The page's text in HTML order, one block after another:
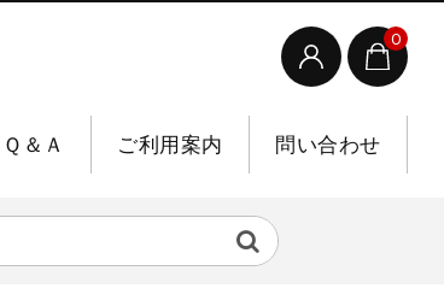
0
Ｑ＆Ａ ご利用案内 問い合わせ